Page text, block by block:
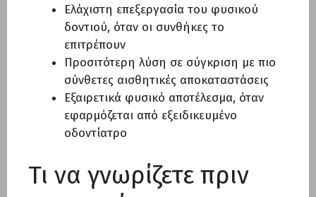
Ελάχιστη επεξεργασία του φυσικού
δοντιού, όταν οι συνθήκες το
επιτρέπουν
Προσιτότερη λύση σε σύγκριση με πιο
σύνθετες αισθητικές αποκαταστάσεις
Εξαιρετικά φυσικό αποτέλεσμα, όταν
εφαρμόζεται από εξειδικευμένο
οδοντίατρο
Τι να γνωρίζετε πριν